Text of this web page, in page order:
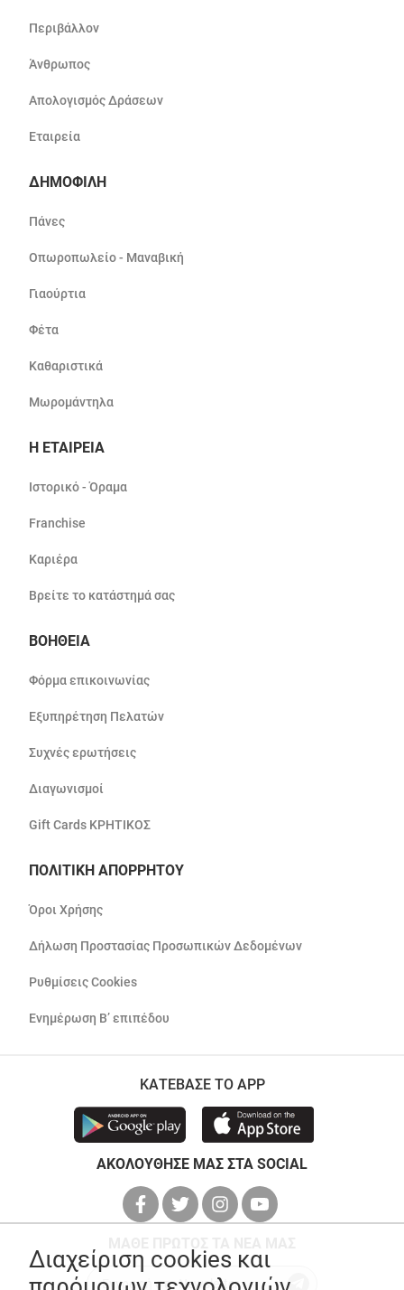
Περιβάλλον
Άνθρωπος
Απολογισμός Δράσεων
Εταιρεία
ΔΗΜΟΦΙΛΗ
Πάνες
Οπωροπωλείο - Μαναβική
Γιαούρτια
Φέτα
Καθαριστικά
Μωρομάντηλα
Η ΕΤΑΙΡΕΙΑ
Ιστορικό - Όραμα
Franchise
Καριέρα
Βρείτε το κατάστημά σας
ΒΟΗΘΕΙΑ
Φόρμα επικοινωνίας
Εξυπηρέτηση Πελατών
Συχνές ερωτήσεις
Διαγωνισμοί
Gift Cards ΚΡΗΤΙΚΟΣ
ΠΟΛΙΤΙΚΗ ΑΠΟΡΡΗΤΟΥ
Όροι Χρήσης
Δήλωση Προστασίας Προσωπικών Δεδομένων
Ρυθμίσεις Cookies
Ενημέρωση Β’ επιπέδου
ΚΑΤΕΒΑΣΕ ΤΟ APP
ΑΚΟΛΟΥΘΗΣΕ ΜΑΣ ΣΤΑ SOCIAL
Διαχείριση cookies και